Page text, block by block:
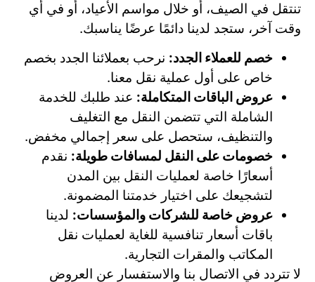
تنتقل في الصيف، أو خلال مواسم الأعياد، أو في أي
وقت آخر، ستجد لدينا دائمًا عرضًا يناسبك.
خصم للعملاء الجدد: نرحب بعملائنا الجدد بخصم
خاص على أول عملية نقل معنا.
عروض الباقات المتكاملة: عند طلبك للخدمة
الشاملة التي تتضمن النقل مع التغليف
والتنظيف، ستحصل على سعر إجمالي مخفض.
خصومات على النقل لمسافات طويلة: نقدم
أسعارًا خاصة لعمليات النقل بين المدن
لتشجيعك على اختيار خدمتنا المضمونة.
عروض خاصة للشركات والمؤسسات: لدينا
باقات أسعار تنافسية للغاية لعمليات نقل
المكاتب والمقرات التجارية.
لا تتردد في الاتصال بنا والاستفسار عن العروض